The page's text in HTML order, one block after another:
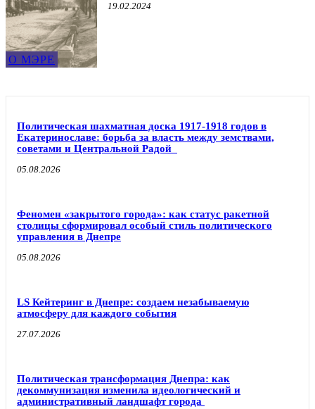
О МЭРЕ
19.02.2024
Политическая шахматная доска 1917-1918 годов в
Екатеринославе: борьба за власть между земствами,
советами и Центральной Радой
05.08.2026
Феномен «закрытого города»: как статус ракетной
столицы сформировал особый стиль политического
управления в Днепре
05.08.2026
LS Кейтеринг в Днепре: создаем незабываемую
атмосферу для каждого события
27.07.2026
Политическая трансформация Днепра: как
декоммунизация изменила идеологический и
административный ландшафт города